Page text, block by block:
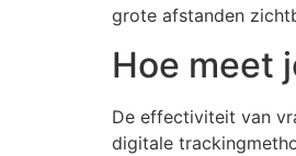
grote afstanden
Hoe meet
De effectiviteit van
digitale